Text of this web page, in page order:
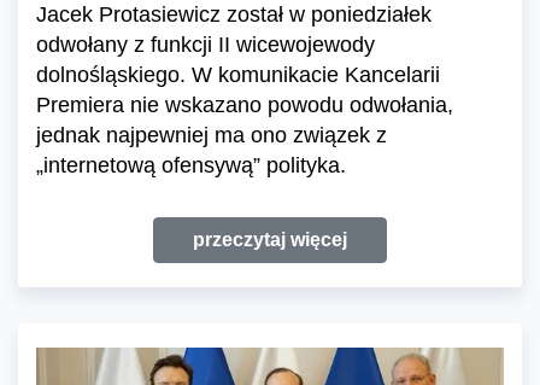
Jacek Protasiewicz został w poniedziałek
odwołany z funkcji II wicewojewody
dolnośląskiego. W komunikacie Kancelarii
Premiera nie wskazano powodu odwołania,
jednak najpewniej ma ono związek z
„internetową ofensywą” polityka.
przeczytaj więcej